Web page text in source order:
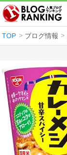
TOP ブログ情報